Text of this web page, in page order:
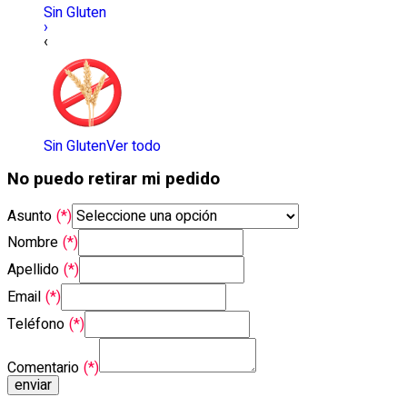
Sin Gluten
›
‹
Sin GlutenVer todo
No puedo retirar mi pedido
Asunto (*)
Nombre (*)
Apellido (*)
Email (*)
Teléfono (*)
Comentario (*)
enviar